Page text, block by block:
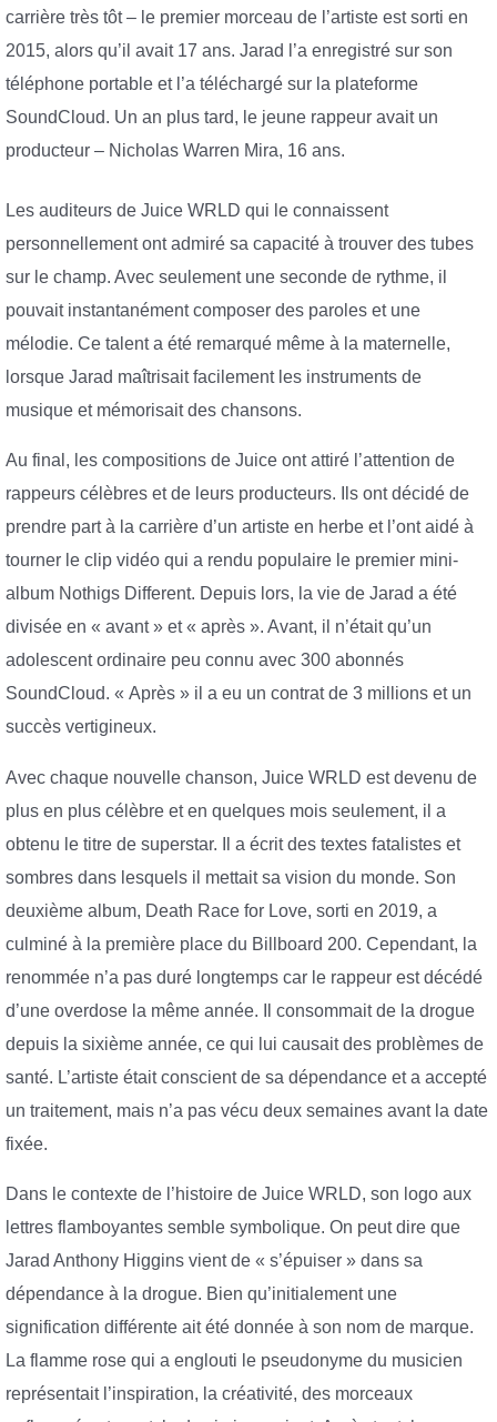
carrière très tôt – le premier morceau de l’artiste est sorti en
2015, alors qu’il avait 17 ans. Jarad l’a enregistré sur son
téléphone portable et l’a téléchargé sur la plateforme
SoundCloud. Un an plus tard, le jeune rappeur avait un
producteur – Nicholas Warren Mira, 16 ans.
Les auditeurs de Juice WRLD qui le connaissent
personnellement ont admiré sa capacité à trouver des tubes
sur le champ. Avec seulement une seconde de rythme, il
pouvait instantanément composer des paroles et une
mélodie. Ce talent a été remarqué même à la maternelle,
lorsque Jarad maîtrisait facilement les instruments de
musique et mémorisait des chansons.
Au final, les compositions de Juice ont attiré l’attention de
rappeurs célèbres et de leurs producteurs. Ils ont décidé de
prendre part à la carrière d’un artiste en herbe et l’ont aidé à
tourner le clip vidéo qui a rendu populaire le premier mini-
album Nothigs Different. Depuis lors, la vie de Jarad a été
divisée en « avant » et « après ». Avant, il n’était qu’un
adolescent ordinaire peu connu avec 300 abonnés
SoundCloud. « Après » il a eu un contrat de 3 millions et un
succès vertigineux.
Avec chaque nouvelle chanson, Juice WRLD est devenu de
plus en plus célèbre et en quelques mois seulement, il a
obtenu le titre de superstar. Il a écrit des textes fatalistes et
sombres dans lesquels il mettait sa vision du monde. Son
deuxième album, Death Race for Love, sorti en 2019, a
culminé à la première place du Billboard 200. Cependant, la
renommée n’a pas duré longtemps car le rappeur est décédé
d’une overdose la même année. Il consommait de la drogue
depuis la sixième année, ce qui lui causait des problèmes de
santé. L’artiste était conscient de sa dépendance et a accepté
un traitement, mais n’a pas vécu deux semaines avant la date
fixée.
Dans le contexte de l’histoire de Juice WRLD, son logo aux
lettres flamboyantes semble symbolique. On peut dire que
Jarad Anthony Higgins vient de « s’épuiser » dans sa
dépendance à la drogue. Bien qu’initialement une
signification différente ait été donnée à son nom de marque.
La flamme rose qui a englouti le pseudonyme du musicien
représentait l’inspiration, la créativité, des morceaux